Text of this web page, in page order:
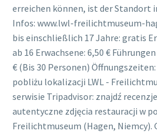
erreichen können, ist der Standort
Infos: www.lwl-freilichtmuseum-
bis einschließlich 17 Jahre: gratis
ab 16 Erwachsene: 6,50 €
€ (Bis 30 Personen)
pobliżu lokalizacji LWL -
serwisie Tripadvisor: znajdź
autentyczne zdjęcia restauracji w
Freilichtmuseum (Hagen, Niemcy).